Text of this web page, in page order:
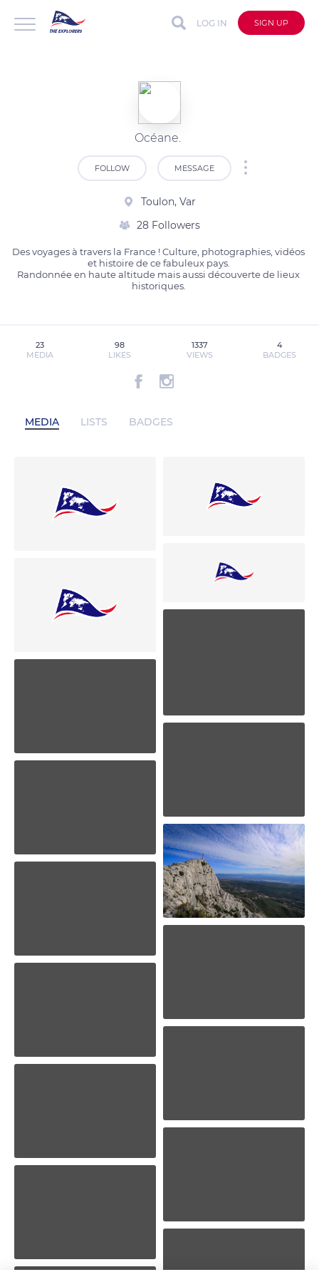
LOG IN SIGN UP
Océane.
FOLLOW MESSAGE
Toulon, Var
28 Followers
Des voyages à travers la France ! Culture, photographies, vidéos
et histoire de ce fabuleux pays.
Randonnée en haute altitude mais aussi découverte de lieux
historiques.
23
MEDIA
98
LIKES
1337
VIEWS
4
BADGES
MEDIA LISTS BADGES